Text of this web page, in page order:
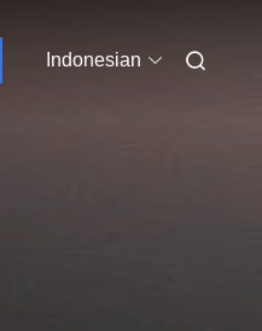
Indonesian